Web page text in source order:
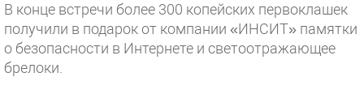
В конце встречи более 300 копейских первоклашек
получили в подарок от компании «ИНСИТ» памятки
о безопасности в Интернете и светоотражающее
брелоки.